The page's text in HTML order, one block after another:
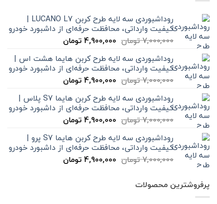
روداشبوردی سه‌ لایه طرح کربن LUCANO L7 |
کیفیت وارداتی، محافظت حرفه‌ای از داشبورد خودرو
7,000,000تومان قیمت
7,000,000 تومان
بود.
4,900,000 تومانقیمت
4,900,000 تومان
است.
روداشبوردی سه‌ لایه طرح کربن هایما هشت اس |
کیفیت وارداتی، محافظت حرفه‌ای از داشبورد خودرو
7,000,000تومان قیمت
7,000,000 تومان
بود.
4,900,000 تومانقیمت
4,900,000 تومان
است.
روداشبوردی سه‌ لایه طرح کربن هایما S7 پلاس |
کیفیت وارداتی، محافظت حرفه‌ای از داشبورد خودرو
7,000,000تومان قیمت
7,000,000 تومان
بود.
4,900,000 تومانقیمت
4,900,000 تومان
است.
روداشبوردی سه‌ لایه طرح کربن هایما S7 پرو |
کیفیت وارداتی، محافظت حرفه‌ای از داشبورد خودرو
7,000,000تومان قیمت
4,900,000 تومانقیمت
پرفروشترین محصولات